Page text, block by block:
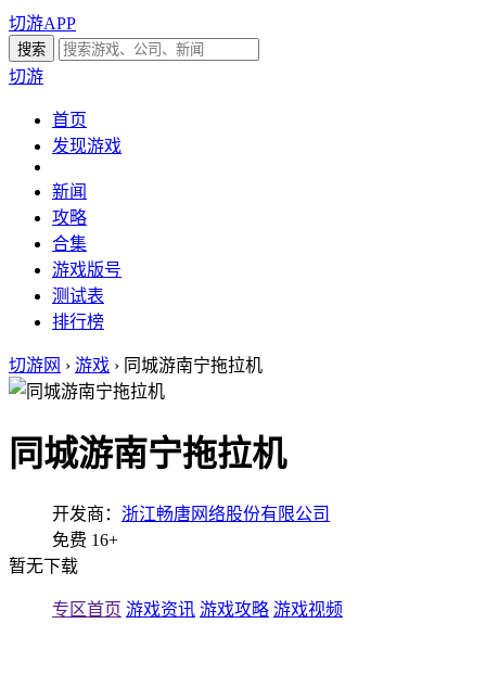
切游APP
切游
首页
发现游戏
新闻
攻略
合集
游戏版号
测试表
排行榜
切游网 › 游戏 › 同城游南宁拖拉机
同城游南宁拖拉机
开发商： 浙江畅唐网络股份有限公司
免费 16+
暂无下载
专区首页 游戏资讯 游戏攻略 游戏视频